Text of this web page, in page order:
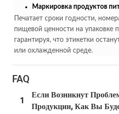
Маркировка продуктов
Печатает сроки годности,
пищевой ценности на упаковке
гарантируя, что этикетки
или охлажденной среде.
FAQ
1
Если Возникнут
Продукции, Как Вы